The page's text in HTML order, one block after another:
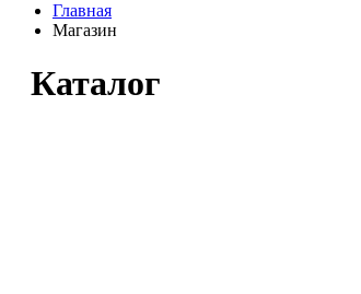
Главная
Магазин
Каталог